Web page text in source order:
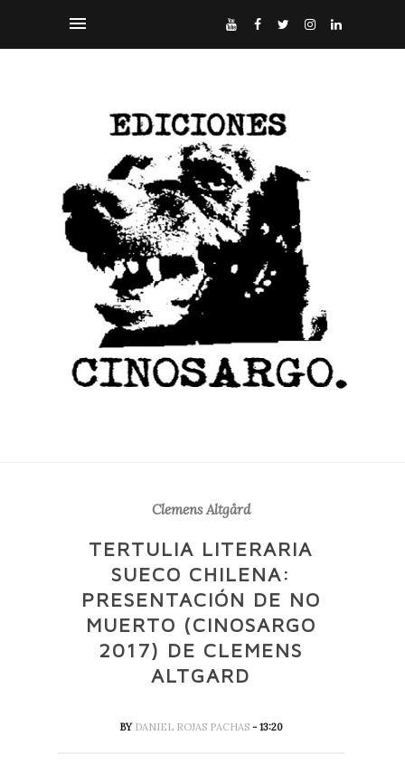
Clemens Altgård
TERTULIA LITERARIA
SUECO CHILENA:
PRESENTACIÓN DE NO
MUERTO (CINOSARGO
2017) DE CLEMENS
ALTGARD
BY DANIEL ROJAS PACHAS - 13:20